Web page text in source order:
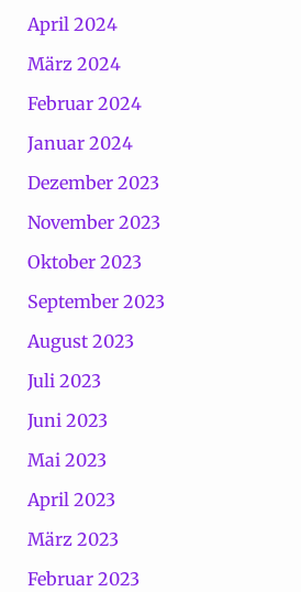
April 2024
März 2024
Februar 2024
Januar 2024
Dezember 2023
November 2023
Oktober 2023
September 2023
August 2023
Juli 2023
Juni 2023
Mai 2023
April 2023
März 2023
Februar 2023